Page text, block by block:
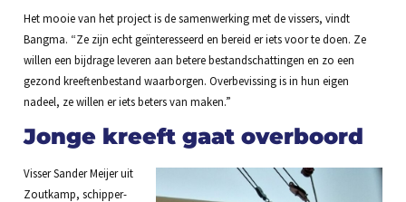
Het mooie van het project is de samenwerking met de vissers, vindt
Bangma. “Ze zijn echt geïnteresseerd en bereid er iets voor te doen. Ze
willen een bijdrage leveren aan betere bestandschattingen en zo een
gezond kreeftenbestand waarborgen. Overbevissing is in hun eigen
nadeel, ze willen er iets beters van maken.”
Jonge kreeft gaat overboord
Visser Sander Meijer uit
Zoutkamp, schipper-